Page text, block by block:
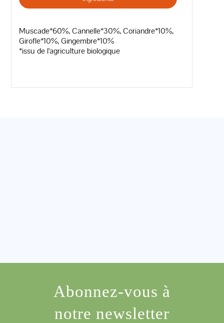
Muscade*60%, Cannelle*30%, Coriandre*10%,
Girofle*10%, Gingembre*10%
*issu de l'agriculture biologique
Abonnez-vous à
notre newsletter